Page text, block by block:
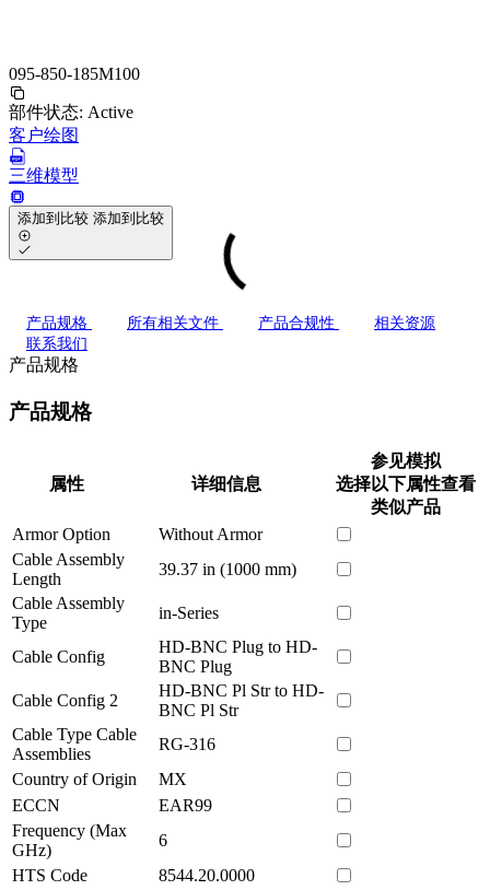
095-850-185M100
部件状态: Active
客户绘图
三维模型
添加到比较 添加到比较
产品规格 所有相关文件 产品合规性
相关资源
联系我们
产品规格
产品规格
属性 详细信息
参见模拟
选择以下属性查看
类似产品
Armor Option
Without Armor
Cable Assembly
Length
39.37 in (1000 mm)
Cable Assembly
Type
in-Series
Cable Config
HD-BNC Plug to HD-
BNC Plug
Cable Config 2
HD-BNC Pl Str to HD-
BNC Pl Str
Cable Type Cable
Assemblies
RG-316
Country of Origin
MX
ECCN
EAR99
Frequency (Max
GHz)
6
HTS Code
8544.20.0000